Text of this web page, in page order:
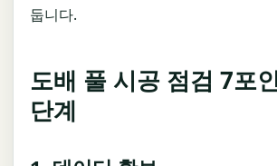
둡니다.
도배 풀 시공 점검 7포
단계